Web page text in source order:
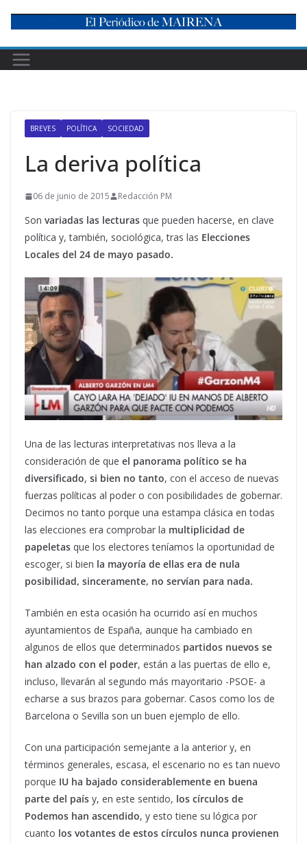
content
BREVES POLÍTICA SOCIEDAD
La deriva política
06 de junio de 2015 Redacción PM
Son variadas las lecturas que pueden hacerse, en clave
política y, también, sociológica, tras las Elecciones
Locales del 24 de mayo pasado.
Una de las lecturas interpretativas nos lleva a la
consideración de que el panorama político se ha
diversificado, si bien no tanto, con el acceso de nuevas
fuerzas políticas al poder o con posibilidades de gobernar.
Decimos no tanto porque una estampa clásica en todas
las elecciones era comprobar la multiplicidad de
papeletas que los electores teníamos la oportunidad de
escoger, si bien la mayoría de ellas era de nula
posibilidad, sinceramente, no servían para nada.
También en esta ocasión ha ocurrido así en muchos
ayuntamientos de España, aunque ha cambiado en
algunos de ellos que determinados partidos nuevos se
han alzado con el poder, están a las puertas de ello e,
incluso, llevarán al segundo más mayoritario -PSOE- a
echarse a sus brazos para gobernar. Casos como los de
Barcelona o Sevilla son un buen ejemplo de ello.
Con una participación semejante a la anterior y, en
términos generales, escasa, el escenario no es tan nuevo
porque IU ha bajado considerablemente en buena
parte del país y, en este sentido, los círculos de
Podemos han ascendido, y esto tiene su lógica por
cuanto los votantes de estos círculos nunca provienen